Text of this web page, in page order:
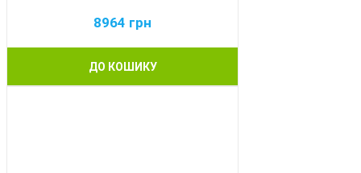
8964 грн
ДО КОШИКУ